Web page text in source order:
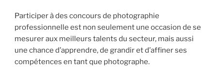
Participer à des concours de photographie
professionnelle est non seulement une occasion de se
mesurer aux meilleurs talents du secteur, mais aussi
une chance d’apprendre, de grandir et d’affiner ses
compétences en tant que photographe.